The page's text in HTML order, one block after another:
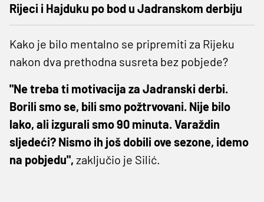
Rijeci i Hajduku po bod u Jadranskom derbiju
Kako je bilo mentalno se pripremiti za Rijeku
nakon dva prethodna susreta bez pobjede?
"Ne treba ti motivacija za Jadranski derbi.
Borili smo se, bili smo požtrvovani. Nije bilo
lako, ali izgurali smo 90 minuta. Varaždin
sljedeći? Nismo ih još dobili ove sezone, idemo
na pobjedu", zaključio je Silić.